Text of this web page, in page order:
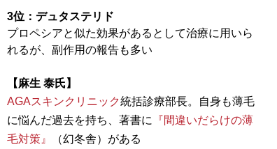
3位：デュタステリド
プロペシアと似た効果があるとして治療に用いら
れるが、副作用の報告も多い
【麻生 泰氏】
AGAスキンクリニック統括診療部長。自身も薄毛
に悩んだ過去を持ち、著書に
『間違いだらけの薄
毛対策』
（幻冬舎）がある